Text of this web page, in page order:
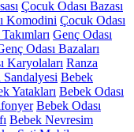
Çocuk Odası Bazası
Komodini Çocuk Odası
Genç Odası
Odası Bazaları
Karyolaları Ranza
Sandalyesi Bebek
Yatakları Bebek Odası
Bebek Odası
Bebek Nevresim